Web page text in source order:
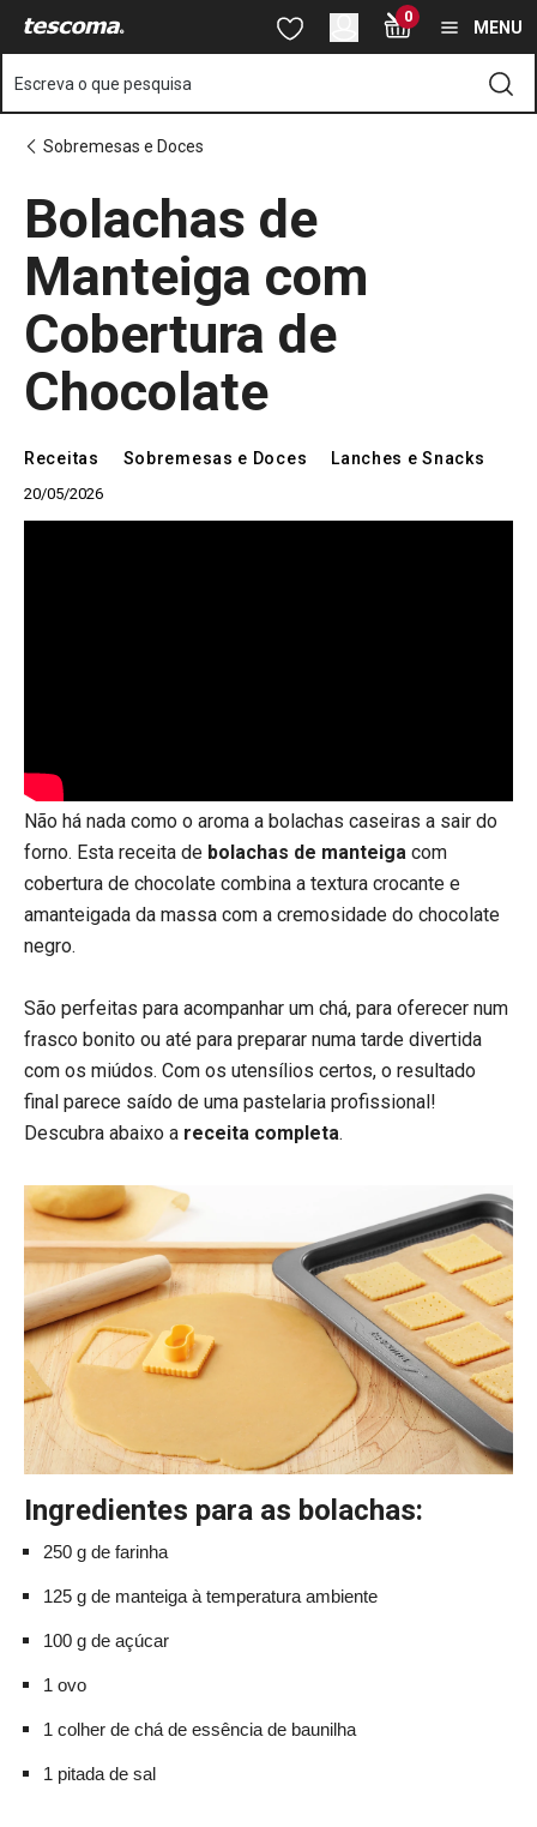
Está na página Aprenda a fazer deliciosas Bolachas de
Saltar para o conteúdo principal
Saltar para a pesquisa
Saltar para a navegação 0
MENU
Escreva o que pesquisa
Sobremesas e Doces
Bolachas de
Manteiga com
Cobertura de
Chocolate
Receitas Sobremesas e Doces Lanches e Snacks
20/05/2026
Não há nada como o aroma a bolachas caseiras a sair do
forno. Esta receita de bolachas de manteiga com
cobertura de chocolate combina a textura crocante e
amanteigada da massa com a cremosidade do chocolate
negro.
​​​​​​​São perfeitas para acompanhar um chá, para oferecer num
frasco bonito ou até para preparar numa tarde divertida
com os miúdos. Com os utensílios certos, o resultado
final parece saído de uma pastelaria profissional!
Descubra abaixo a receita completa.
Ingredientes para as bolachas:
250 g de farinha
125 g de manteiga à temperatura ambiente
100 g de açúcar
1 ovo
1 colher de chá de essência de baunilha
1 pitada de sal